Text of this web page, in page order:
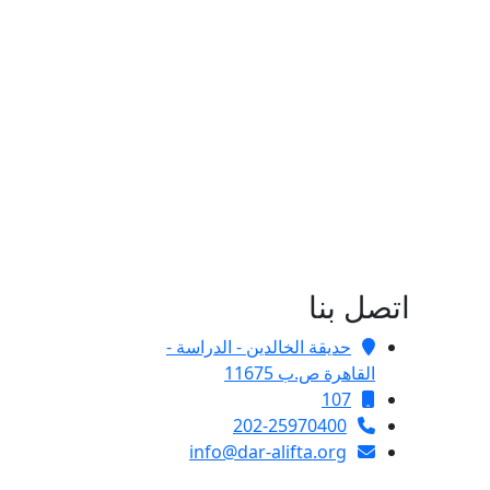
اتصل بنا
حديقة الخالدين - الدراسة -
القاهرة ص.ب 11675
107
202-25970400
info@dar-alifta.org